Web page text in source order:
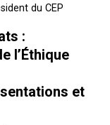
du CEP
:
l’Éthique
et